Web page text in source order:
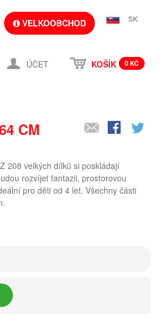
VELKOOBCHOD SK
ÚČET KOŠÍK 0 KČ
CM
208 velkých dílků si poskládají
rozvíjet fantazii, prostorovou
pro děti od 4 let. Všechny části